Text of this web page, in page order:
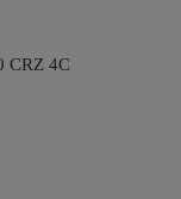
CRZ 4C